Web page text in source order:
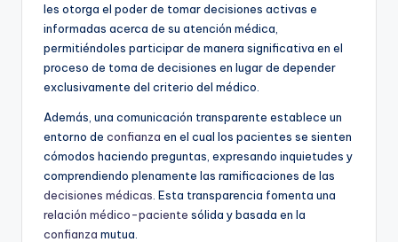
les otorga el poder de tomar decisiones activas e
informadas acerca de su atención médica,
permitiéndoles participar de manera significativa en el
proceso de toma de decisiones en lugar de depender
exclusivamente del criterio del médico.
Además, una comunicación transparente establece un
entorno de confianza en el cual los pacientes se sienten
cómodos haciendo preguntas, expresando inquietudes y
comprendiendo plenamente las ramificaciones de las
decisiones médicas . Esta transparencia fomenta una
relación médico-paciente sólida y basada en la
confianza mutua.